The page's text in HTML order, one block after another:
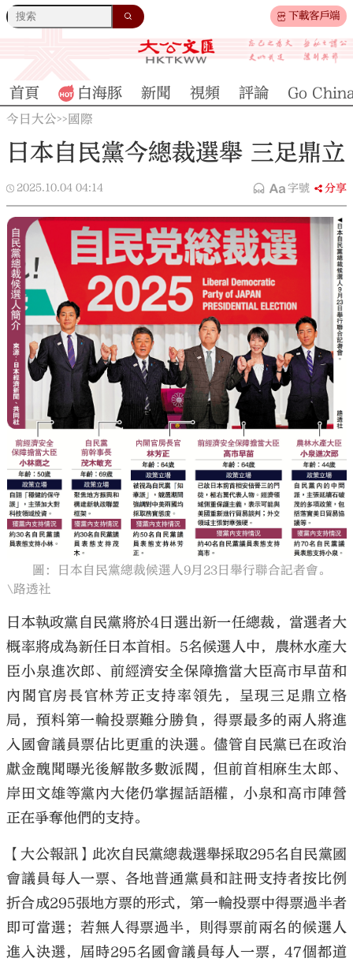
下載客戶端
大公文匯
首頁 白海豚 新聞 視頻 評論 Go
今日大公>> 國際
日本自民黨今總裁選舉 三足鼎立
2025.10.04 04:14 字號 分享
圖：日本自民黨總裁候選人9月23日舉行聯合記者會。
\路透社
日本執政黨自民黨將於4日選出新一任總裁，當選者大
概率將成為新任日本首相。5名候選人中，農林水產大
臣小泉進次郎、前經濟安全保障擔當大臣高市早苗和
內閣官房長官林芳正支持率領先，呈現三足鼎立格
局，預料第一輪投票難分勝負，得票最多的兩人將進
入國會議員票佔比更重的決選。儘管自民黨已在政治
獻金醜聞曝光後解散多數派閥，但前首相麻生太郎、
岸田文雄等黨內大佬仍掌握話語權，小泉和高市陣營
正在爭奪他們的支持。
【大公報訊】此次自民黨總裁選舉採取295名自民黨國
會議員每人一票、各地普通黨員和註冊支持者按比例
折合成295張地方票的形式，第一輪投票中得票過半者
即可當選；若無人得票過半，則得票前兩名的候選人
進入決選，屆時295名國會議員每人一票，47個都道